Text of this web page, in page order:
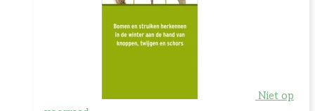
Niet op